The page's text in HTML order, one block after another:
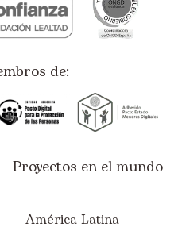
de:
Proyectos en el mundo
América Latina